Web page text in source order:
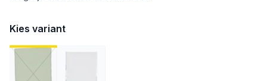
Kies variant